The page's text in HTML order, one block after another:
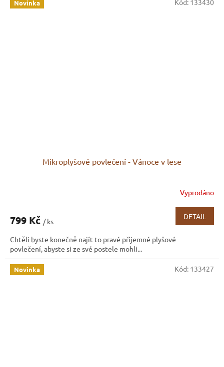
Novinka
Mikroplyšové povlečení - Vánoce v lese
Vyprodáno
799 Kč / ks
DETAIL
Chtěli byste konečně najít to pravé příjemné plyšové
povlečení, abyste si ze své postele mohli...
Kód: 133430
Novinka Kód: 133427